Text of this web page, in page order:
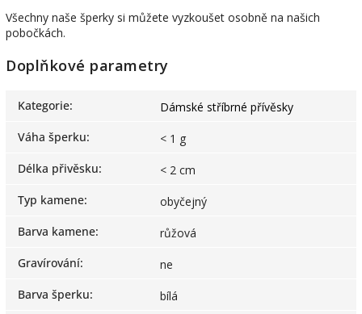
Všechny naše šperky si můžete vyzkoušet osobně na našich
pobočkách.
Doplňkové parametry
Kategorie:
Dámské stříbrné přívěsky
Váha šperku:
< 1 g
Délka přivěsku:
< 2 cm
Typ kamene:
obyčejný
Barva kamene:
růžová
Gravírování:
ne
Barva šperku:
bílá